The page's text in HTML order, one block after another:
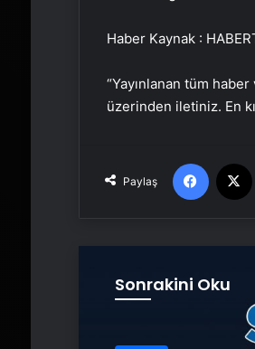
Haber Kaynak :
“Yayınlanan tüm
üzerinden iletiniz. En
Paylaş
Facebook
Sonrakini Oku